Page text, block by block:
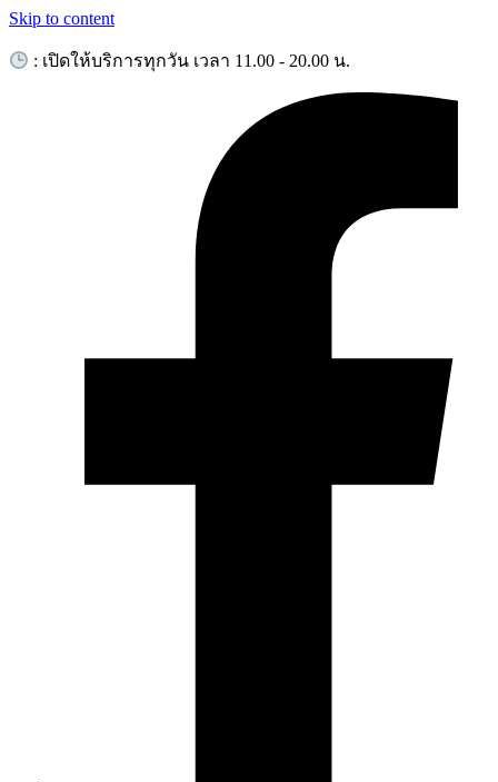
Skip to content
: เปิดให้บริการทุกวัน เวลา 11.00 - 20.00 น.